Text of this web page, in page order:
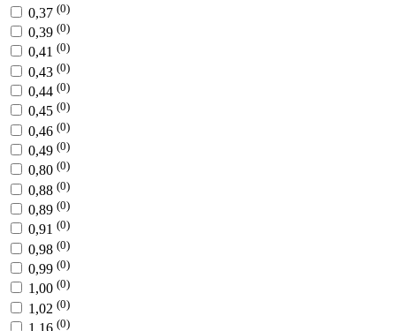
0,37 (0)
0,39 (0)
0,41 (0)
0,43 (0)
0,44 (0)
0,45 (0)
0,46 (0)
0,49 (0)
0,80 (0)
0,88 (0)
0,89 (0)
0,91 (0)
0,98 (0)
0,99 (0)
1,00 (0)
1,02 (0)
1,16 (0)